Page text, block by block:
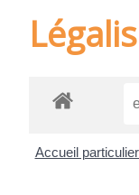
Accueil